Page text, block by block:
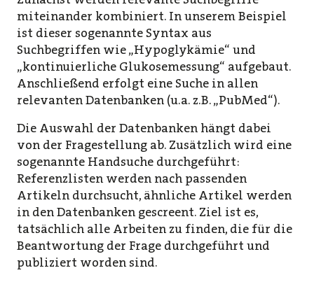
miteinander kombiniert. In unserem Beispiel
ist dieser sogenannte Syntax aus
Suchbegriffen wie „Hypoglykämie“ und
„kontinuierliche Glukosemessung“ aufgebaut.
Anschließend erfolgt eine Suche in allen
relevanten Datenbanken (u.a. z.B. „PubMed“).
Die Auswahl der Datenbanken hängt dabei
von der Fragestellung ab. Zusätzlich wird eine
sogenannte Handsuche durchgeführt:
Referenzlisten werden nach passenden
Artikeln durchsucht, ähnliche Artikel werden
in den Datenbanken gescreent. Ziel ist es,
tatsächlich alle Arbeiten zu finden, die für die
Beantwortung der Frage durchgeführt und
publiziert worden sind.